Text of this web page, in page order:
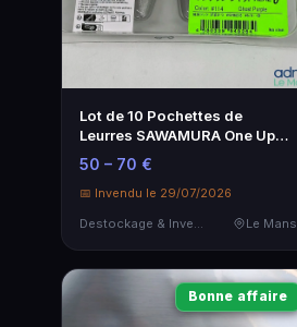
Lot de 10 Pochettes de
Leurres SAWAMURA One Up
Shad 6 - Neuf
50 – 70 €
📅 Invendu le 29/07/2026
Destockage & Invendus
Le Mans
Bonne affaire